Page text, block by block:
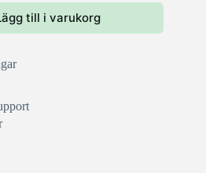
till i varukorg